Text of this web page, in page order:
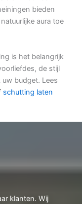
bieden
aura toe
is het belangrijk
de stijl
budget. Lees
schutting laten
klanten. Wij